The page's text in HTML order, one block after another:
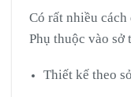
Có rất nhiều
Phụ thuộc vào sở
Thiết kế theo